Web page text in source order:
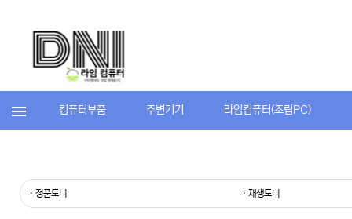
컴퓨터부품 주변기기 라임컴퓨터(조립PC)
· 정품토너 · 재생토너